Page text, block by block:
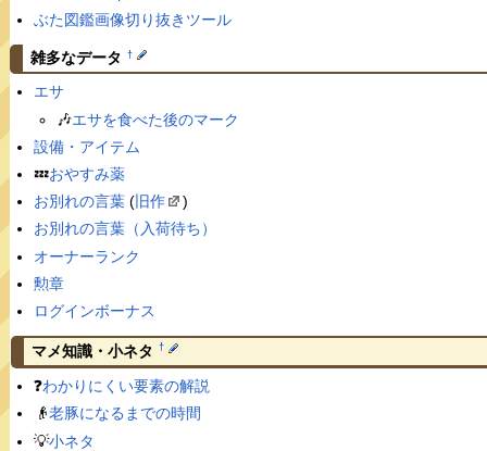
ぶた図鑑画像切り抜きツール
雑多なデータ †
エサ
🎶エサを食べた後のマーク
設備・アイテム
💤おやすみ薬
お別れの言葉(旧作
)
お別れの言葉（入荷待ち）
オーナーランク
勲章
ログインボーナス
マメ知識・小ネタ †
❓わかりにくい要素の解説
👴老豚になるまでの時間
💡小ネタ